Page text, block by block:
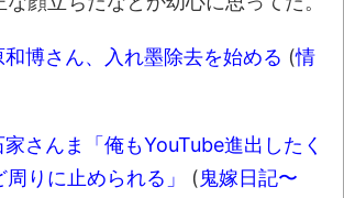
和博さん、入れ墨除去を始める (情
家さんま「俺もYouTube進出したく
りに止められる」
(鬼嫁日記〜